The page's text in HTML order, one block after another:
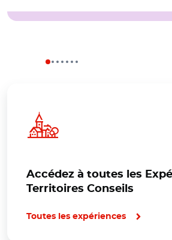
Accédez à toutes les
Territoires Conseils
Toutes les expériences